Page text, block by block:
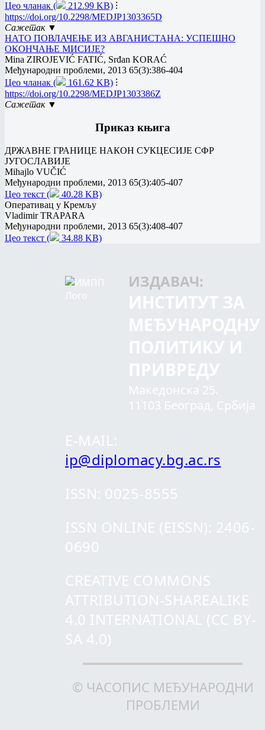
Цео чланак (
212.99 KB) ⁝
https://doi.org/10.2298/MEDJP1303365D
Сажетак ▼
НАТО ПОВЛАЧЕЊЕ ИЗ АВГАНИСТАНА: УСПЕШНО
ОКОНЧАЊЕ МИСИЈЕ?
Mina ZIROJEVIĆ FATIĆ, Srđan KORAĆ
Међународни проблеми, 2013 65(3):386-404
Цео чланак (
161.62 KB) ⁝
https://doi.org/10.2298/MEDJP1303386Z
Сажетак ▼
Приказ књига
ДРЖАВНЕ ГРАНИЦЕ НАКОН СУКЦЕСИЈЕ СФР
ЈУГОСЛАВИЈЕ
Mihajlo VUČIĆ
Међународни проблеми, 2013 65(3):405-407
Цео текст (
40.28 KB)
Оперативац у Кремљу
Vladimir TRAPARA
Међународни проблеми, 2013 65(3):408-407
Цео текст (
34.88 KB)
ИЗДАВАЧ:
ip@diplomacy.bg.ac.rs
© ЧАСОПИС МЕЂУНАРОДНИ
ПРОБЛЕМИ